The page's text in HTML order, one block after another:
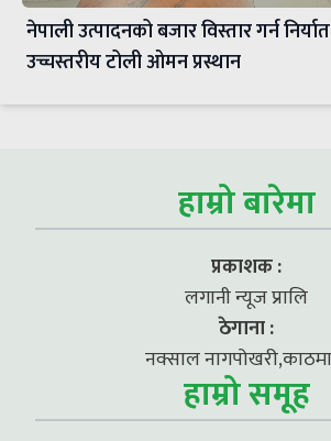
नेपाली उत्पादनको बजार विस्तार गर्न
उच्चस्तरीय टोली ओमन प्रस्थान
हाम्रो बारेमा
प्रकाशक :
लगानी न्यूज प्रालि
ठेगाना :
नक्साल
हाम्रो समूह